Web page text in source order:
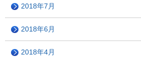
2018年7月
2018年6月
2018年4月